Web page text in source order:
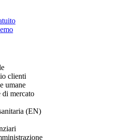
clienti
umane
di mercato
(EN)